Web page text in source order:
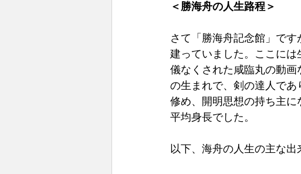
＜勝海舟の人生路程＞
さて「勝海舟記念館」で
建っていました。ここに
儀なくされた咸臨丸の動
の生まれで、剣の達人で
修め、開明思想の持ち主
平均身長でした。
以下、海舟の人生の主な出